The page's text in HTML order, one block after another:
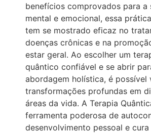
benefícios comprovados para a
mental e emocional, essa
tem se mostrado eficaz no
doenças crônicas e na
estar geral. Ao escolher um
quântico confiável e se abrir
abordagem holística, é possível
transformações profundas em
áreas da vida. A Terapia
ferramenta poderosa de
desenvolvimento pessoal e